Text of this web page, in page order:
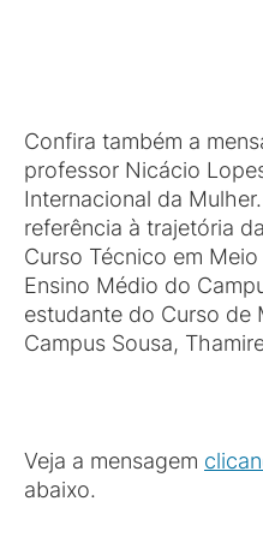
Confira também a
professor Nicácio
Internacional da
referência à trajetória
Curso Técnico em
Ensino Médio do
estudante do Curso de
Campus Sousa,
Veja a mensagem
abaixo.